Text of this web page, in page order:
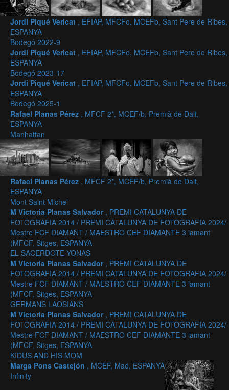
Jordi Piqué Vericat , EFIAP, MFCFo, MCEFb, Sant Pere de Ribes,
ESPANYA
Bodegó 2022-9
Jordi Piqué Vericat , EFIAP, MFCFo, MCEFb, Sant Pere de Ribes,
ESPANYA
Bodegó 2023-17
Jordi Piqué Vericat , EFIAP, MFCFo, MCEFb, Sant Pere de Ribes,
ESPANYA
Bodegó 2025-1
Rafael Planas Pérez , MFCF 2*, MCEF/b, Premià de Dalt,
ESPANYA
Manhattan
Rafael Planas Pérez , MFCF 2*, MCEF/b, Premià de Dalt,
ESPANYA
Mont Saint Michel
M Victoria Planas Salvador , PREMI CATALUNYA DE
FOTOGRAFIA 2014 / PREMI CATALUNYA DE FOTOGRAFIA 2024/
Mestre FCF DIAMANT / MAESTRO CEF DIAMANTE 3 iamant
(MFCF, Sitges, ESPANYA
EL SACERDOTE YONAS
M Victoria Planas Salvador , PREMI CATALUNYA DE
FOTOGRAFIA 2014 / PREMI CATALUNYA DE FOTOGRAFIA 2024/
Mestre FCF DIAMANT / MAESTRO CEF DIAMANTE 3 iamant
(MFCF, Sitges, ESPANYA
GERMANS LAOSIANS
M Victoria Planas Salvador , PREMI CATALUNYA DE
FOTOGRAFIA 2014 / PREMI CATALUNYA DE FOTOGRAFIA 2024/
Mestre FCF DIAMANT / MAESTRO CEF DIAMANTE 3 iamant
(MFCF, Sitges, ESPANYA
KIDUS AND HIS MOM
Marga Pons Castejón , MCEF, Maó, ESPANYA
Infinity